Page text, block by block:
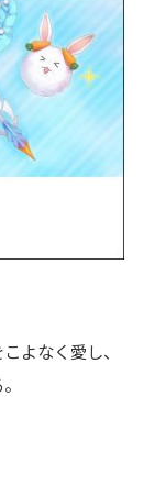
よなく愛し、